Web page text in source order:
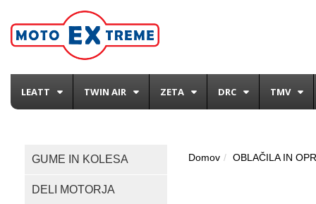
LEATT TWIN AIR ZETA DRC TMV
GUME IN KOLESA
DELI MOTORJA
Domov OBLAČILA IN